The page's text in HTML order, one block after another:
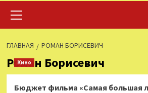
меню
ГЛАВНАЯ РОМАН БОРИСЕВИЧ
Роман Борисевич
Кино
Бюджет фильма «Самая большая